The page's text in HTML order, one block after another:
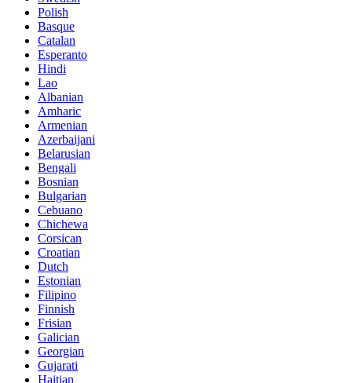
Polish
Basque
Catalan
Esperanto
Hindi
Lao
Albanian
Amharic
Armenian
Azerbaijani
Belarusian
Bengali
Bosnian
Bulgarian
Cebuano
Chichewa
Corsican
Croatian
Dutch
Estonian
Filipino
Finnish
Frisian
Galician
Georgian
Gujarati
Haitian